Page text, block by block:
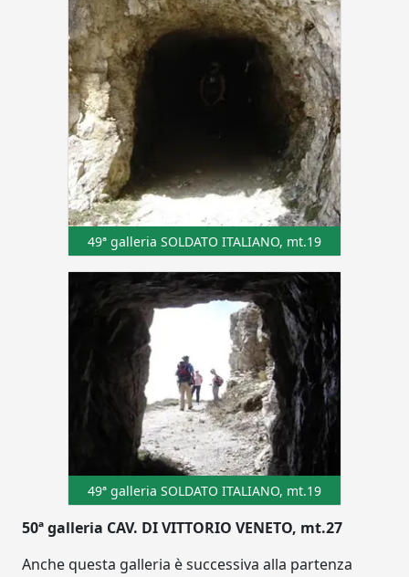
49ª galleria SOLDATO ITALIANO, mt.19
49ª galleria SOLDATO ITALIANO, mt.19
50ª galleria CAV. DI VITTORIO VENETO, mt.27
Anche questa galleria è successiva alla partenza